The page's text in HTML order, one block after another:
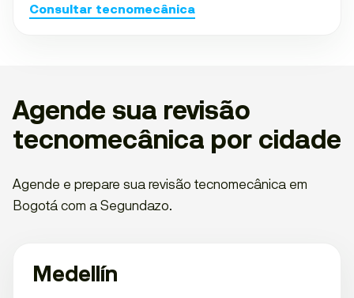
Consultar tecnomecânica
Agende sua revisão
tecnomecânica por cidade
Agende e prepare sua revisão tecnomecânica em
Bogotá com a Segundazo.
Medellín